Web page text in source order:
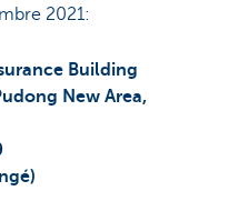
2021:
Building
New Area,